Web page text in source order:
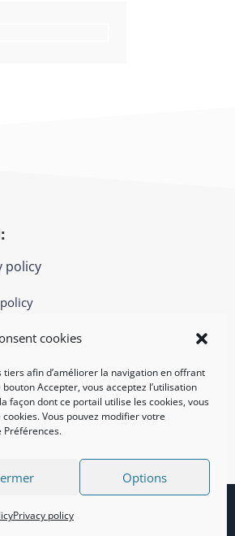
cookies
tiers afin d’améliorer la navigation en offrant
Accepter, vous acceptez l’utilisation
façon dont ce portail utilise les cookies, vous
Vous pouvez modifier votre
Préférences.
Options
Privacy policy
policy
14001: 2015